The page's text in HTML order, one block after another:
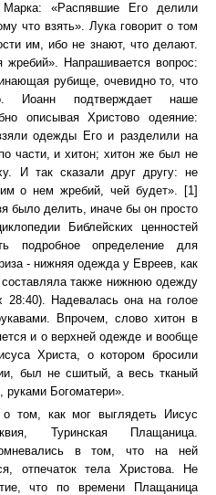
«Распявшие Его делили
что взять». Лука говорит о том
им, ибо не знают, что делают.
Напрашивается вопрос:
рубище, очевидно то, что
подтверждает наше
описывая Христово одеяние:
одежды Его и разделили на
части, и хитон; хитон же был не
И так сказали друг другу: не
о нем жребий, чей будет». [1]
было делить, иначе бы он просто
Библейских ценностей
подробное определение для
- нижняя одежда у Евреев, как
также нижнюю одежду
28:40). Надевалась она на голое
Впрочем, слово хитон в
и о верхней одежде и вообще
Христа, о котором бросили
был не сшитый, а весь тканый
руками Богоматери».
том, как мог выглядеть Иисус
Туринская Плащаница.
в том, что на ней
отпечаток тела Христова. Не
что по времени Плащаница